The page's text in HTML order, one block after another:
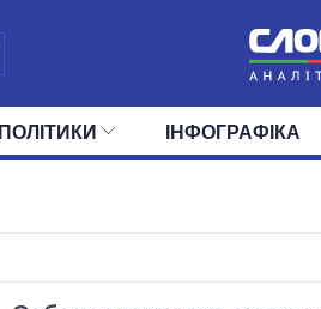
ПОЛIТИКИ ІНФОГРАФІКА